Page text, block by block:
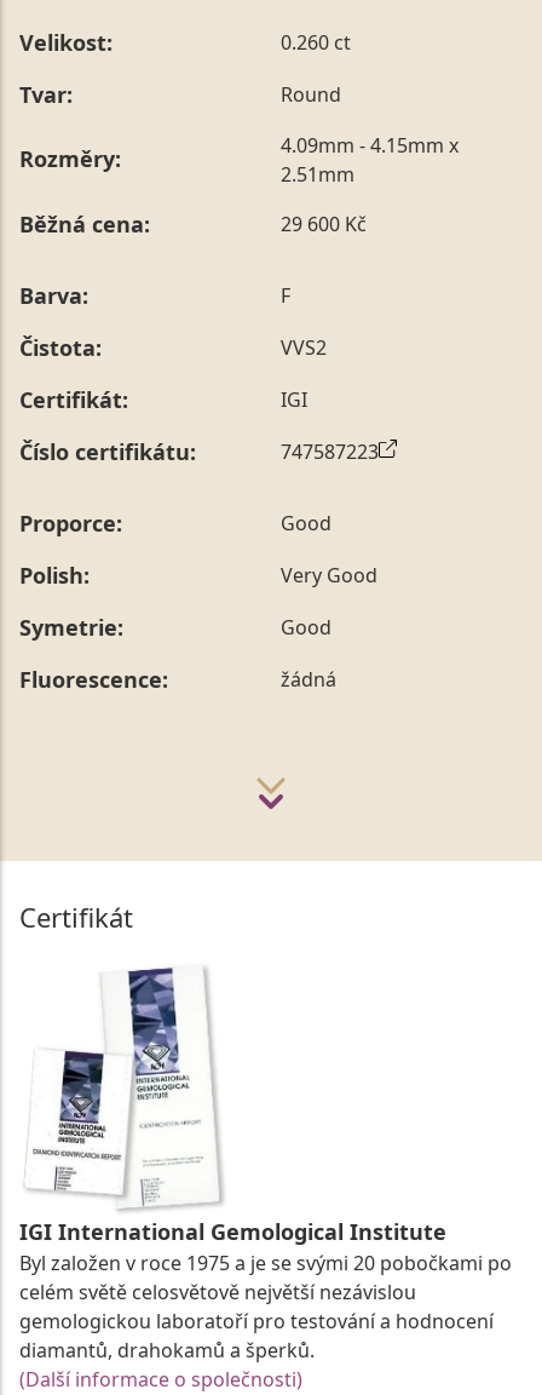
Velikost: 0.260 ct
Tvar: Round
Rozměry:
4.09mm - 4.15mm x
2.51mm
Běžná cena: 29 600 Kč
Barva: F
Čistota: VVS2
Certifikát: IGI
Číslo certifikátu: 747587223
Proporce: Good
Polish: Very Good
Symetrie: Good
Fluorescence: žádná
Certifikát
IGI International Gemological Institute
Byl založen v roce 1975 a je se svými 20 pobočkami po
celém světě celosvětově největší nezávislou
gemologickou laboratoří pro testování a hodnocení
diamantů, drahokamů a šperků.
(Další informace o společnosti)